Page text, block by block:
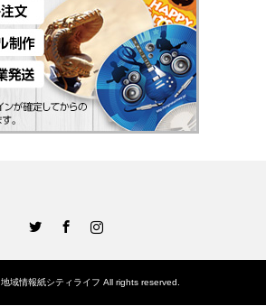
地域情報紙シティライフ All rights reserved.